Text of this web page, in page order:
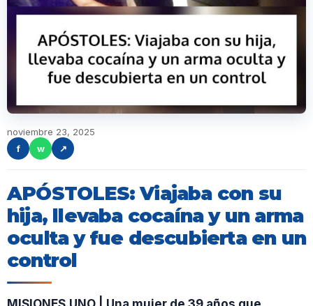
noviembre 23, 2025
f
w ↗
APÓSTOLES: Viajaba con su
hija, llevaba cocaína y un arma
oculta y fue descubierta en un
control